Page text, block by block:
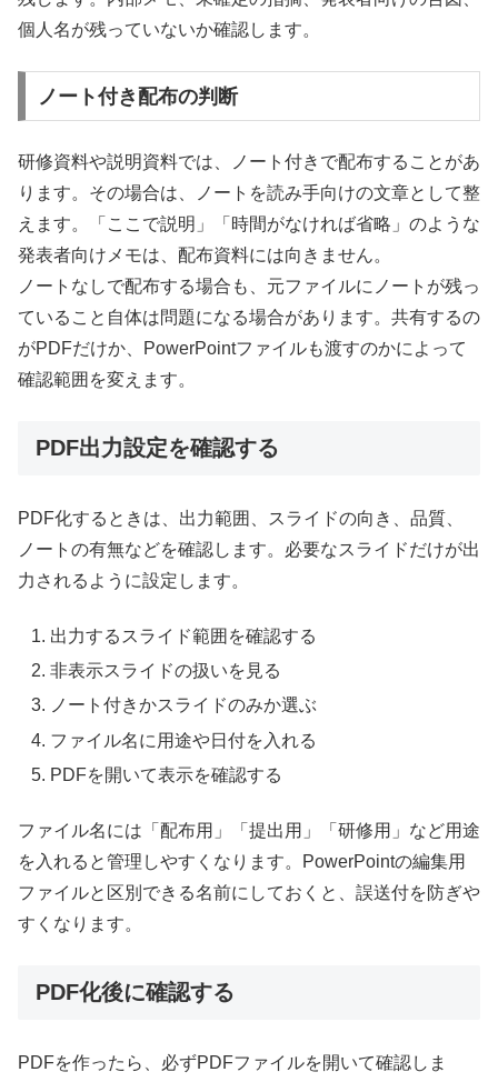
個人名が残っていないか確認します。
ノート付き配布の判断
研修資料や説明資料では、ノート付きで配布することがあ
ります。その場合は、ノートを読み手向けの文章として整
えます。「ここで説明」「時間がなければ省略」のような
発表者向けメモは、配布資料には向きません。
ノートなしで配布する場合も、元ファイルにノートが残っ
ていること自体は問題になる場合があります。共有するの
がPDFだけか、PowerPointファイルも渡すのかによって
確認範囲を変えます。
PDF出力設定を確認する
PDF化するときは、出力範囲、スライドの向き、品質、
ノートの有無などを確認します。必要なスライドだけが出
力されるように設定します。
出力するスライド範囲を確認する
非表示スライドの扱いを見る
ノート付きかスライドのみか選ぶ
ファイル名に用途や日付を入れる
PDFを開いて表示を確認する
ファイル名には「配布用」「提出用」「研修用」など用途
を入れると管理しやすくなります。PowerPointの編集用
ファイルと区別できる名前にしておくと、誤送付を防ぎや
すくなります。
PDF化後に確認する
PDFを作ったら、必ずPDFファイルを開いて確認しま